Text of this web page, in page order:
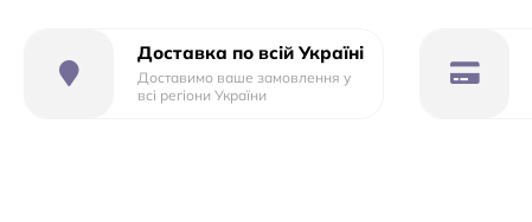
Доставка по всій Україні
Доставимо ваше замовлення у
всі регіони України